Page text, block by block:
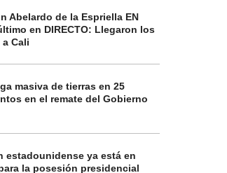
Abelardo de la Espriella EN
en DIRECTO: Llegaron los
Cali
masiva de tierras en 25
en el remate del Gobierno
estadounidense ya está en
la posesión presidencial